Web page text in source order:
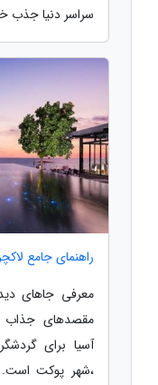
سراسر دنیا جذب
راهنمای جامع
معرفی جاهای
مقصدهای
آسیا برای
،شهر پوکت